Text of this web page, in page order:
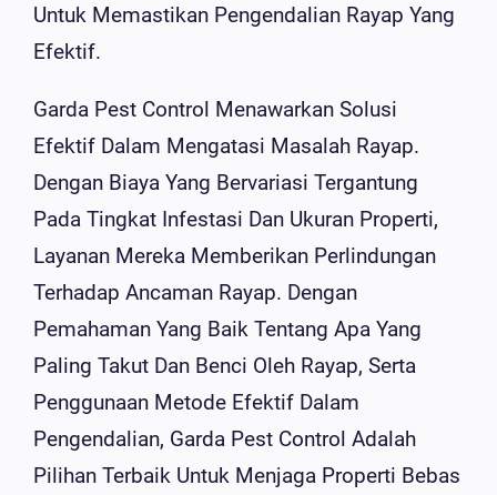
Untuk Memastikan Pengendalian Rayap Yang
Efektif.
Garda Pest Control Menawarkan Solusi
Efektif Dalam Mengatasi Masalah Rayap.
Dengan Biaya Yang Bervariasi Tergantung
Pada Tingkat Infestasi Dan Ukuran Properti,
Layanan Mereka Memberikan Perlindungan
Terhadap Ancaman Rayap. Dengan
Pemahaman Yang Baik Tentang Apa Yang
Paling Takut Dan Benci Oleh Rayap, Serta
Penggunaan Metode Efektif Dalam
Pengendalian, Garda Pest Control Adalah
Pilihan Terbaik Untuk Menjaga Properti Bebas